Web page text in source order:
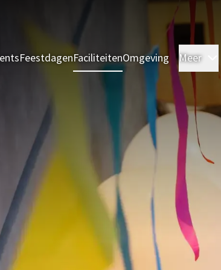
FeestdagenFaciliteitenOmgeving Meer